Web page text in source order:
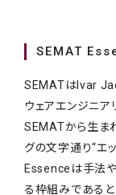
SEMAT
SEMATはIvar
ウェアエンジニア
SEMATから生ま
グの文字通り“エ
Essenceは手法や
る枠組みであると